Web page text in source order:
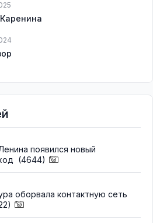
появился новый
(4644)
оборвала контактную сеть